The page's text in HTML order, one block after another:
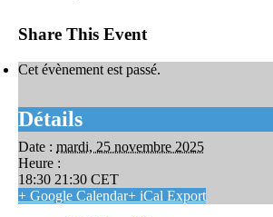
Share This Event
Cet évènement est passé.
Détails
Date : mardi, 25 novembre 2025
Heure :
18:30 21:30 CET
+ Google Calendar+ iCal Export